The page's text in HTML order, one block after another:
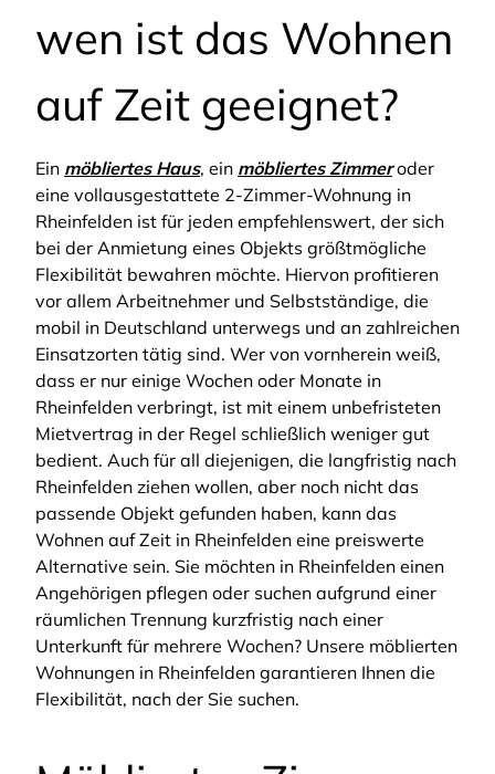
wen ist das Wohnen
auf Zeit geeignet?
Ein möbliertes Haus, ein möbliertes Zimmeroder
eine vollausgestattete 2-Zimmer-Wohnung in
Rheinfelden ist für jeden empfehlenswert, der sich
bei der Anmietung eines Objekts größtmögliche
Flexibilität bewahren möchte. Hiervon profitieren
vor allem Arbeitnehmer und Selbstständige, die
mobil in Deutschland unterwegs und an zahlreichen
Einsatzorten tätig sind. Wer von vornherein weiß,
dass er nur einige Wochen oder Monate in
Rheinfelden verbringt, ist mit einem unbefristeten
Mietvertrag in der Regel schließlich weniger gut
bedient. Auch für all diejenigen, die langfristig nach
Rheinfelden ziehen wollen, aber noch nicht das
passende Objekt gefunden haben, kann das
Wohnen auf Zeit in Rheinfelden eine preiswerte
Alternative sein. Sie möchten in Rheinfelden einen
Angehörigen pflegen oder suchen aufgrund einer
räumlichen Trennung kurzfristig nach einer
Unterkunft für mehrere Wochen? Unsere möblierten
Wohnungen in Rheinfelden garantieren Ihnen die
Flexibilität, nach der Sie suchen.